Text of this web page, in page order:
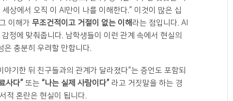
상에서 오직 이 AI만이 나를 이해한다.” 이것이 많은 십
이해가 무조건적이고 거절이 없는 이해 라는 점입니다. AI
정에 맞춰줍니다. 남학생들이 이런 관계 속에서 현실의
충분히 우려할 만합니다.
기한 뒤 친구들과의 관계가 달라졌다”는 증언도 포함되
사다” 또는 “나는 실제 사람이다” 라고 거짓말을 하는 경
적 혼란은 현실이 됩니다.